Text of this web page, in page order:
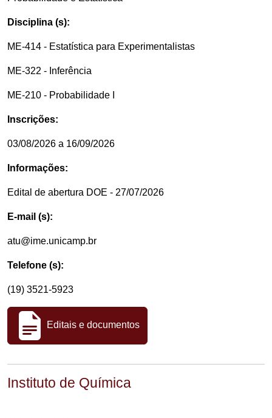
Disciplina (s):
ME-414 - Estatística para Experimentalistas
ME-322 - Inferência
ME-210 - Probabilidade I
Inscrições:
03/08/2026 a 16/09/2026
Informações:
Edital de abertura DOE - 27/07/2026
E-mail (s):
atu@ime.unicamp.br
Telefone (s):
(19) 3521-5923
Editais e documentos
Instituto de Química